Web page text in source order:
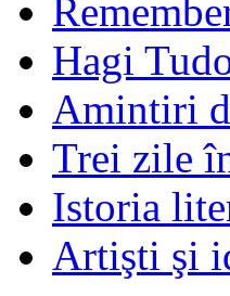
Hagi
Amintiri
Trei zile
Istoria
Artişti şi